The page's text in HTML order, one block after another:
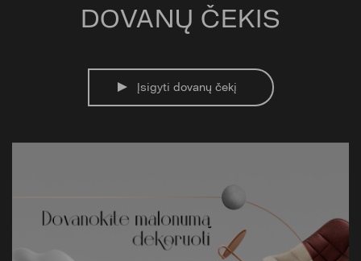
DOVANŲ ČEKIS
Įsigyti dovanų čekį